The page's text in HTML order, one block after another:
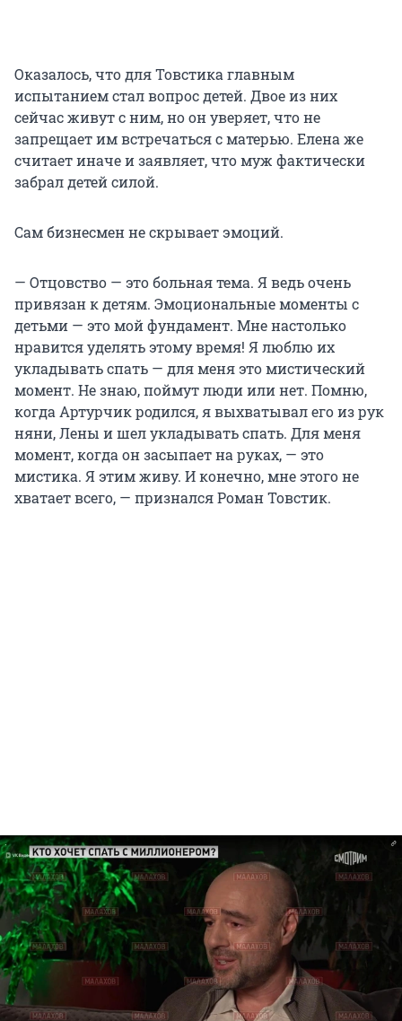
Оказалось, что для Товстика главным
испытанием стал вопрос детей. Двое из них
сейчас живут с ним, но он уверяет, что не
запрещает им встречаться с матерью. Елена же
считает иначе и заявляет, что муж фактически
забрал детей силой.
Сам бизнесмен не скрывает эмоций.
— Отцовство — это больная тема. Я ведь очень
привязан к детям. Эмоциональные моменты с
детьми — это мой фундамент. Мне настолько
нравится уделять этому время! Я люблю их
укладывать спать — для меня это мистический
момент. Не знаю, поймут люди или нет. Помню,
когда Артурчик родился, я выхватывал его из рук
няни, Лены и шел укладывать спать. Для меня
момент, когда он засыпает на руках, — это
мистика. Я этим живу. И конечно, мне этого не
хватает всего, — признался Роман Товстик.